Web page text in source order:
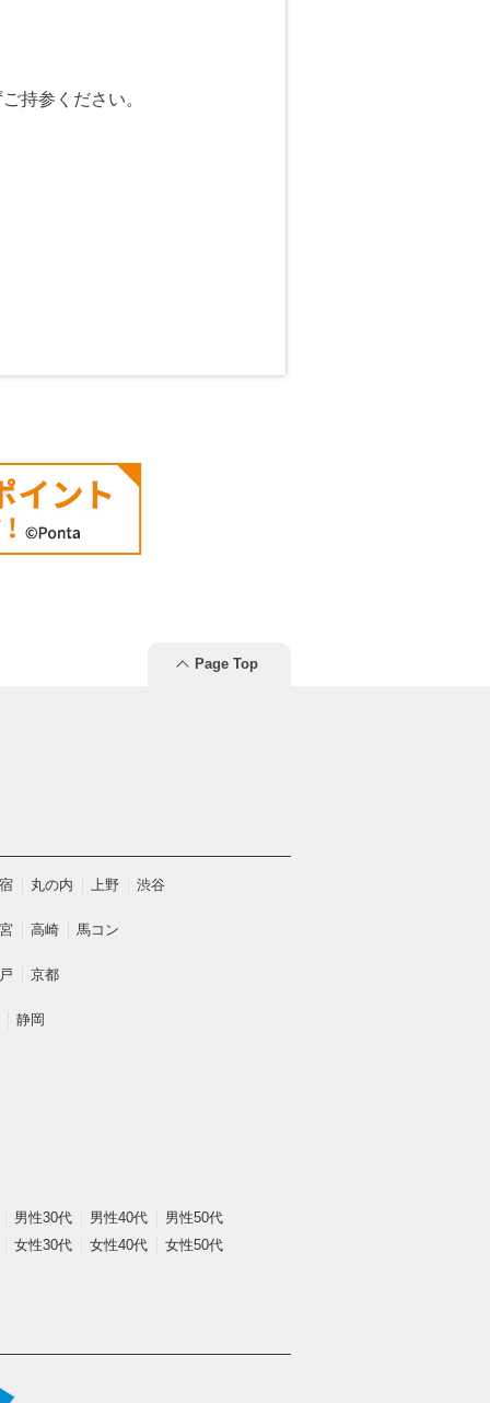
持参ください。
Page Top
丸の内 上野 渋谷
高崎 馬コン
京都
静岡
男性30代 男性40代
男性50代
女性30代 女性40代 女性50代